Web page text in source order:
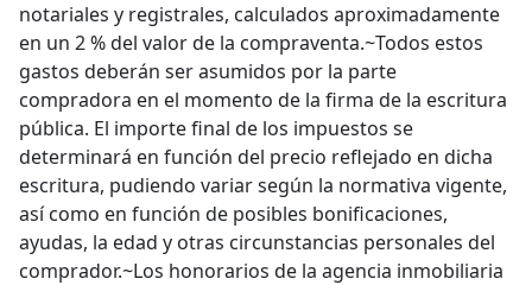
notariales y registrales, calculados aproximadamente
en un 2 % del valor de la compraventa.~Todos estos
gastos deberán ser asumidos por la parte
compradora en el momento de la firma de la escritura
pública. El importe final de los impuestos se
determinará en función del precio reflejado en dicha
escritura, pudiendo variar según la normativa vigente,
así como en función de posibles bonificaciones,
ayudas, la edad y otras circunstancias personales del
comprador.~Los honorarios de la agencia inmobiliaria